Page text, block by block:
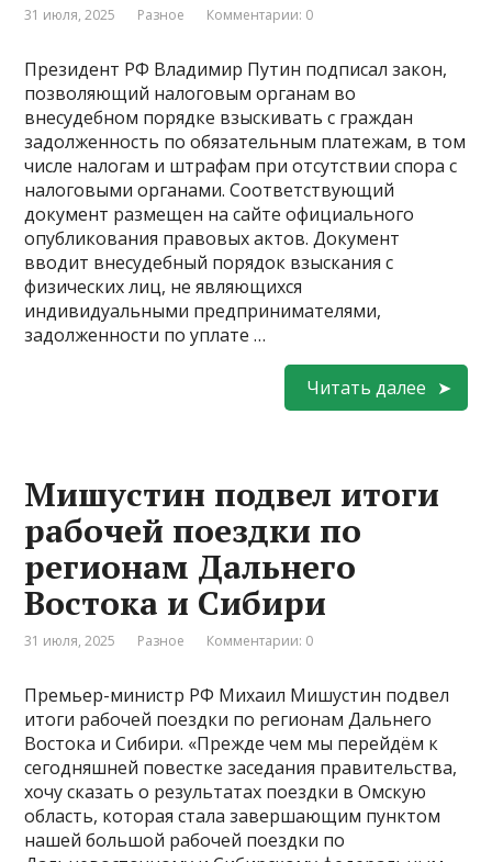
31 июля, 2025 Разное Комментарии: 0
Президент РФ Владимир Путин подписал закон,
позволяющий налоговым органам во
внесудебном порядке взыскивать с граждан
задолженность по обязательным платежам, в том
числе налогам и штрафам при отсутствии спора с
налоговыми органами. Соответствующий
документ размещен на сайте официального
опубликования правовых актов. Документ
вводит внесудебный порядок взыскания с
физических лиц, не являющихся
индивидуальными предпринимателями,
задолженности по уплате …
Читать далее
Мишустин подвел итоги
рабочей поездки по
регионам Дальнего
Востока и Сибири
31 июля, 2025 Разное Комментарии: 0
Премьер-министр РФ Михаил Мишустин подвел
итоги рабочей поездки по регионам Дальнего
Востока и Сибири. «Прежде чем мы перейдём к
сегодняшней повестке заседания правительства,
хочу сказать о результатах поездки в Омскую
область, которая стала завершающим пунктом
нашей большой рабочей поездки по